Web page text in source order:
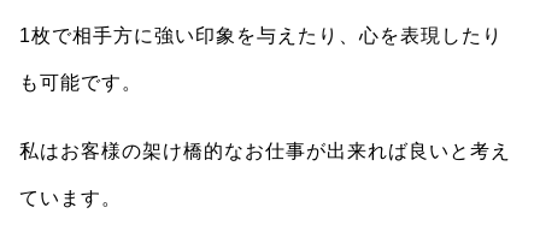
1枚で相手方に強い印象を与えたり、心を表現したり
も可能です。
私はお客様の架け橋的なお仕事が出来れば良いと考え
ています。